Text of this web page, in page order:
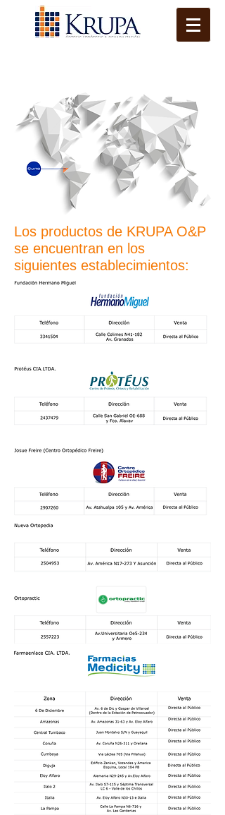
Los productos de KRUPA O&P
se encuentran en los
siguientes establecimientos: